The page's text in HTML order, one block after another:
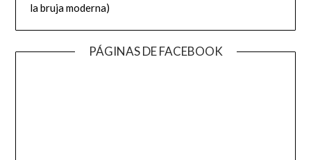
la bruja moderna)
PÁGINAS DE FACEBOOK